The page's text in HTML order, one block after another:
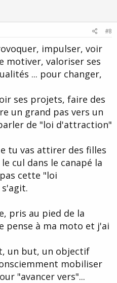
e
#8
impulser, voir
motiver, valoriser ses
... pour changer,
ses projets, faire des
un grand pas vers un
de "loi d'attraction"
tu vas attirer des filles
cul dans le canapé la
cette "loi
pris au pied de la
pense à ma moto et j'ai
un but, un objectif
mobiliser
"avancer vers"...